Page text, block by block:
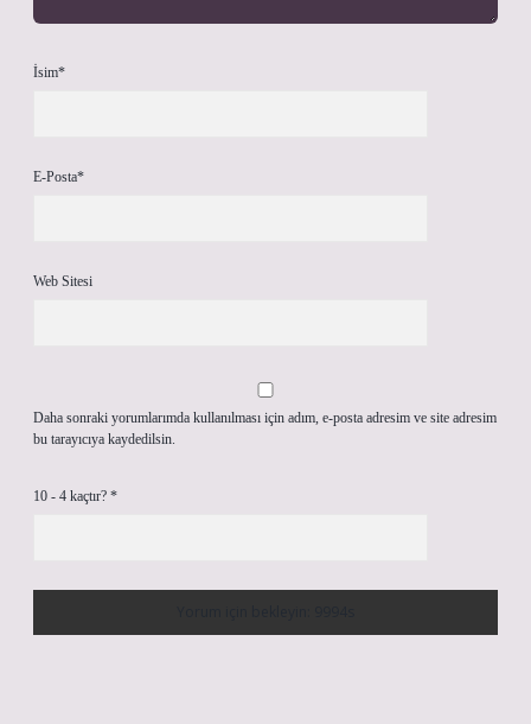
İsim*
E-Posta*
Web Sitesi
Daha sonraki yorumlarımda kullanılması için adım, e-posta adresim ve site adresim
bu tarayıcıya kaydedilsin.
10 - 4 kaçtır? *